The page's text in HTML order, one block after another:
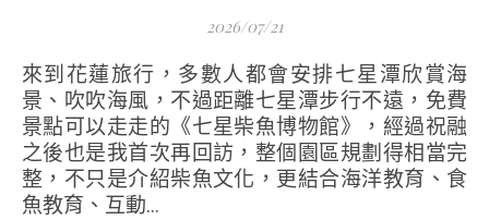
2026/07/21
來到花蓮旅行，多數人都會安排七星潭欣賞海
景、吹吹海風，不過距離七星潭步行不遠，免費
景點可以走走的《七星柴魚博物館》，經過祝融
之後也是我首次再回訪，整個園區規劃得相當完
整，不只是介紹柴魚文化，更結合海洋教育、食
魚教育、互動...